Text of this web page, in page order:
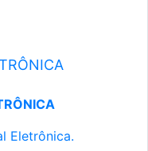
Eletrônica.